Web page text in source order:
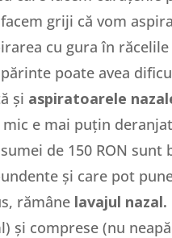
griji că vom
cu gura în răcelile
poate avea
și aspiratoarele
e mai puțin
de 150 RON sunt
și care pot
rămâne lavajul nazal.
și comprese (nu